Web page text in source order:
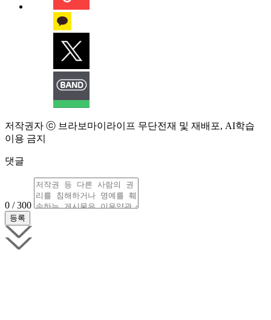
저작권자 ⓒ 브라보마이라이프 무단전재 및 재배포, AI학습
이용 금지
댓글
0 / 300